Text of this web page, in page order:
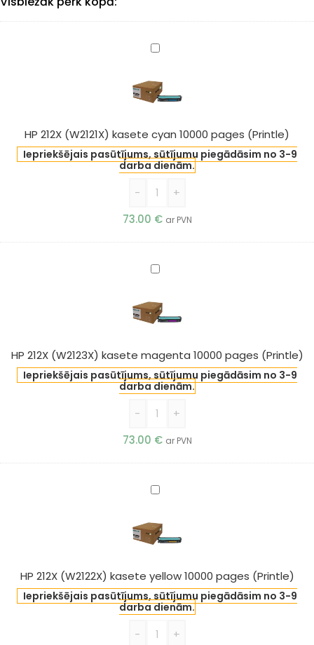
HP
(W2121X)
kasete
10000
pages
(Printle)
HP 212X (W2121X) kasete cyan 10000 pages (Printle)
Iepriekšējais pasūtījums, sūtījumu piegādāsim no 3-9
darba dienām.
-
+
73.00 € ar PVN
HP
(W2123X)
kasete
10000
pages
(Printle)
HP 212X (W2123X) kasete magenta 10000 pages (Printle)
Iepriekšējais pasūtījums, sūtījumu piegādāsim no 3-9
darba dienām.
-
+
73.00 € ar PVN
HP
(W2122X)
kasete
10000
pages
(Printle)
HP 212X (W2122X) kasete yellow 10000 pages (Printle)
Iepriekšējais pasūtījums, sūtījumu piegādāsim no 3-9
darba dienām.
-
+